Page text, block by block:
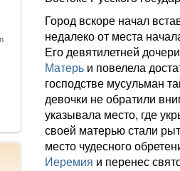
Город вскоре начал
недалеко от места
Его девятилетней
Матерь и повелела
господстве мусульман
девочки не обратили
указывала место, где
своей матерью стали
место чудесного
Иеремия и перенес